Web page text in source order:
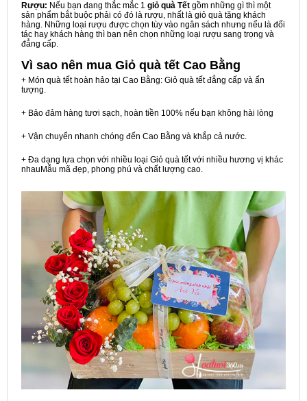
Rượu: Nếu bạn đang thắc mắc 1 giỏ quà Tết gồm những gì thì một
sản phẩm bắt buộc phải có đó là rượu, nhất là giỏ quà tặng khách
hàng. Những loại rượu được chọn tùy vào ngân sách nhưng nếu là đối
tác hay khách hàng thì bạn nên chọn những loại rượu sang trọng và
đẳng cấp.
Vì sao nên mua Giỏ quà tết Cao Bằng
+ Món quà tết hoàn hảo tại Cao Bằng: Giỏ quà tết đẳng cấp và ấn
tượng.
+ Bảo đảm hàng tươi sạch, hoàn tiền 100% nếu bạn không hài lòng
+ Vận chuyển nhanh chóng đến Cao Bằng và khắp cả nước.
+ Đa dạng lựa chọn với nhiều loại Giỏ quà tết với nhiều hương vị khác
nhauMẫu mã đẹp, phong phú và chất lượng cao.